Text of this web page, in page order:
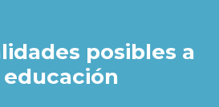
posibles a